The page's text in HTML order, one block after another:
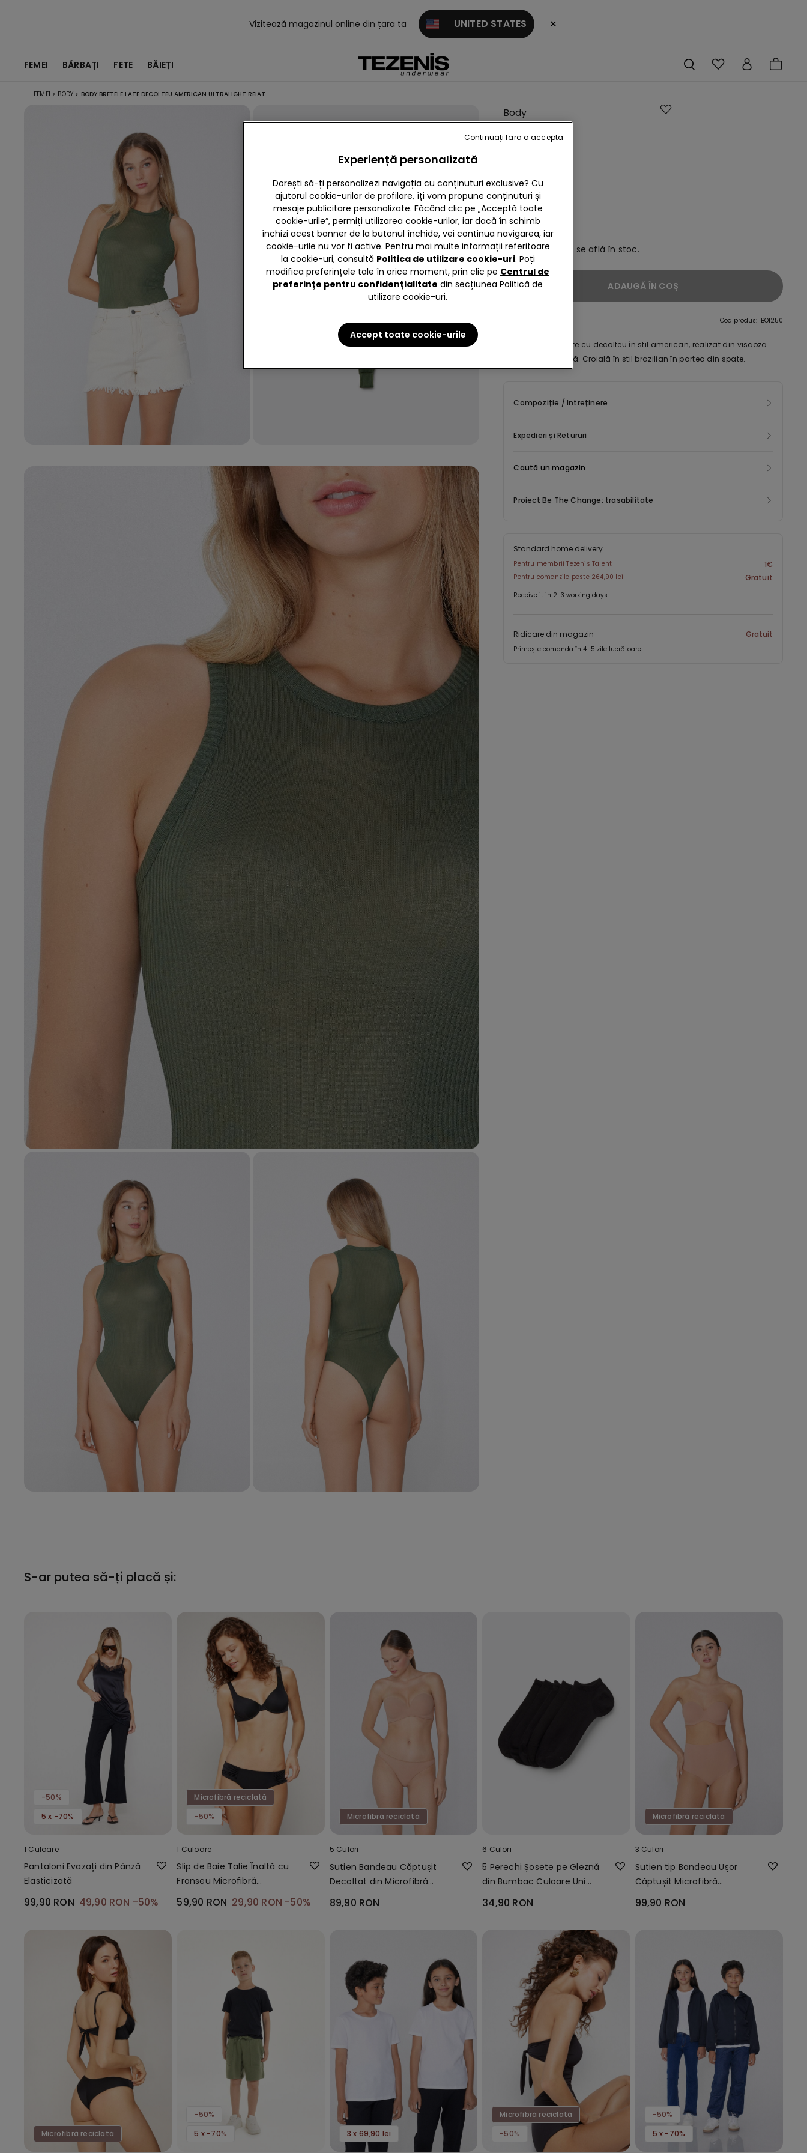
Vizitează magazinul online din țara ta UNITED STATES ×
FEMEI BĂRBAȚI FETE BĂIEȚI
FEMEI > BODY > BODY BRETELE LATE DECOLTEU AMERICAN ULTRALIGHT REIAT
Body
Late
American
Ultralight
Reiat
null
Acest produs nu se află în stoc.
ADAUGĂ ÎN COȘ
Cod produs: 1BO1250
Body cu bretele late cu decolteu în stil american, realizat din viscoză
ultra-ușoară reiată. Croială în stil brazilian în partea din spate.
Compoziție / Intreținere
Expedieri și Retururi
Caută un magazin
Proiect Be The Change: trasabilitate
Standard home delivery
Pentru membrii Tezenis Talent 1€
Pentru comenzile peste 264,90 lei Gratuit
Receive it in 2-3 working days
Ridicare din magazin Gratuit
Primește comanda în 4–5 zile lucrătoare
S-ar putea să-ți placă și:
-50%
5 x -70%
1 Culoare
Pantaloni Evazați din Pânză
Elasticizată
99,90 RON 49,90 RON -50%
Microfibră reciclată
-50%
1 Culoare
Slip de Baie Talie Înaltă cu
Fronseu Microfibră
59,90 RON 29,90 RON -50%
Microfibră reciclată
5 Culori
Sutien Bandeau Căptușit
Decoltat din Microfibră
89,90 RON
6 Culori
5 Perechi Șosete pe Gleznă
din Bumbac Culoare Uni
34,90 RON
Microfibră reciclată
3 Culori
Sutien tip Bandeau Ușor
Căptușit Microfibră
99,90 RON
Microfibră reciclată
-50%
5 x -70%
3 x 69,90 lei
Microfibră reciclată
-50%
-50%
5 x -70%
Experiență personalizată
Dorești să-ți personalizezi navigația cu conținuturi exclusive? Cu
ajutorul cookie-urilor de profilare, îți vom propune conținuturi și
mesaje publicitare personalizate. Făcând clic pe „Acceptă toate
cookie-urile”, permiți utilizarea cookie-urilor, iar dacă în schimb
închizi acest banner de la butonul închide, vei continua navigarea, iar
cookie-urile nu vor fi active. Pentru mai multe informații referitoare
la cookie-uri, consultă Politica de utilizare cookie-uri. Poți
modifica preferințele tale în orice moment, prin clic pe Centrul de
preferințe pentru confidențialitate din secțiunea Politică de
utilizare cookie-uri.
Accept toate cookie-urile
Continuați fără a accepta